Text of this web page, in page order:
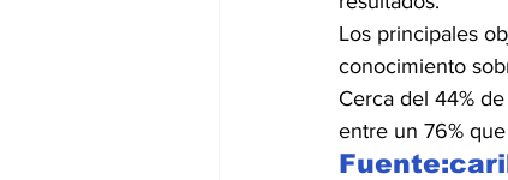
Los principales
conocimiento
Cerca del 44%
entre un 76%